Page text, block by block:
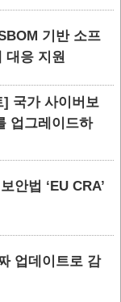
기반 소프
대응 지원
] 국가 사이버보
업그레이드하
안법 ‘EU CRA’
업데이트로 감